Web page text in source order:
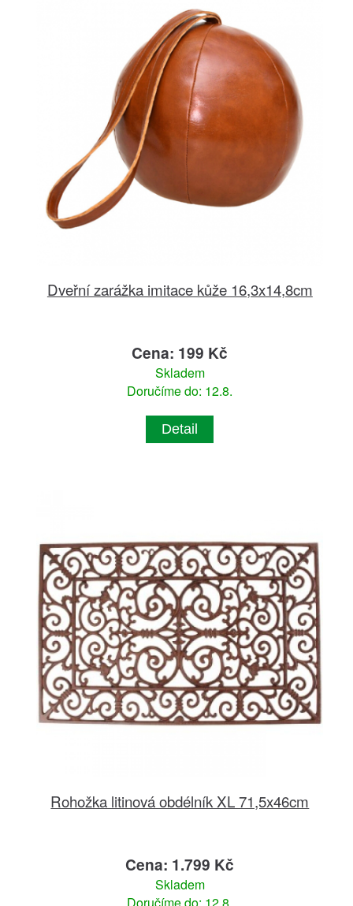
Dveřní zarážka imitace kůže 16,3x14,8cm
Cena: 199 Kč
Skladem
Doručíme do: 12.8.
Detail
Rohožka litinová obdélník XL 71,5x46cm
Cena: 1.799 Kč
Skladem